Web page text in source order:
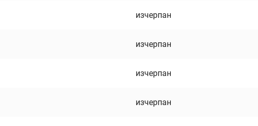
изчерпан
изчерпан
изчерпан
изчерпан